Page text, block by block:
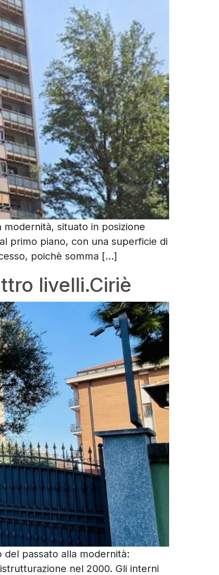
situato in posizione
primo piano, con una superficie di
poichè somma […]
livelli.Ciriè
del passato alla modernità:
nel 2000. Gli interni